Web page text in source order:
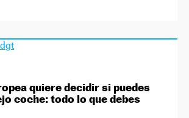
quiere decidir si puedes
coche: todo lo que debes